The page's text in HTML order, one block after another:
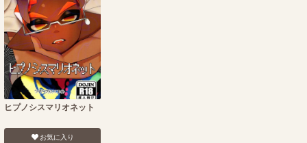
ヒプノシスマリオネット
お気に入り